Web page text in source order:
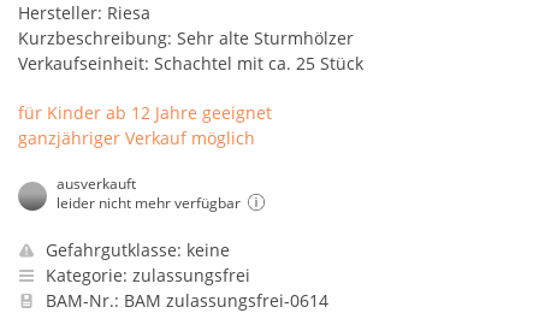
Hersteller: Riesa
Kurzbeschreibung: Sehr alte Sturmhölzer
Verkaufseinheit: Schachtel mit ca. 25 Stück
für Kinder ab 12 Jahre geeignet
ganzjähriger Verkauf möglich
ausverkauft
leider nicht mehr verfügbar
Gefahrgutklasse: keine
Kategorie: zulassungsfrei
BAM-Nr.: BAM zulassungsfrei-0614